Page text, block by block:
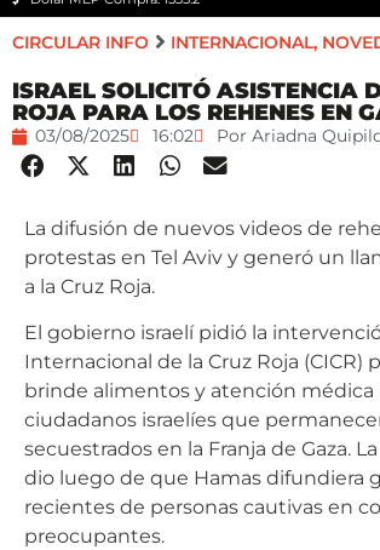
CIRCULAR INFO INTERNACIONAL,
ISRAEL SOLICITÓ ASISTENCIA
ROJA PARA LOS REHENES EN
03/08/2025 16:02 Por Ariadna
La difusión de nuevos videos de
protestas en Tel Aviv y generó un
a la Cruz Roja.
El gobierno israelí pidió la
Internacional de la Cruz Roja (CICR)
brinde alimentos y atención médica
ciudadanos israelíes que
secuestrados en la Franja de Gaza.
dio luego de que Hamas difundiera
recientes de personas cautivas en
preocupantes.